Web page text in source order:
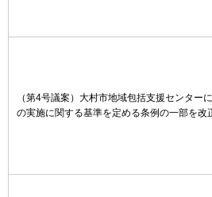
（第4号議案）大村市地域包括支援センター
の実施に関する基準を定める条例の一部を改